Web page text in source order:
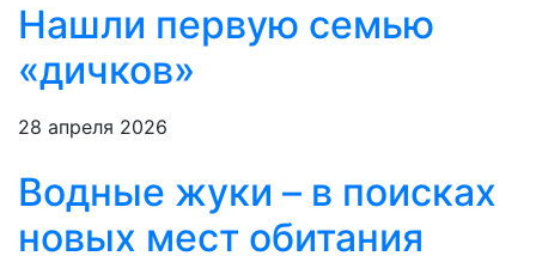
Нашли первую семью
«дичков»
28 апреля 2026
Водные жуки – в поисках
новых мест обитания